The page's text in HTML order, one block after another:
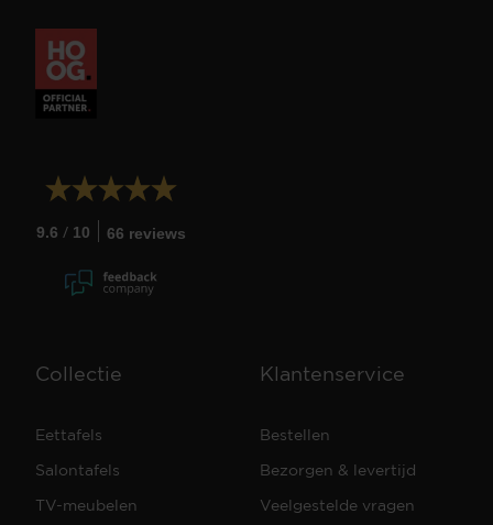
9.6 / 10 66 reviews
Collectie
Eettafels
Salontafels
TV-meubelen
Klantenservice
Bestellen
Bezorgen & levertijd
Veelgestelde vragen